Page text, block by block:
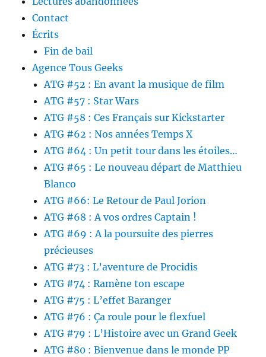
Contact
Écrits
Fin de bail
Agence Tous Geeks
ATG #52 : En avant la musique de film
ATG #57 : Star Wars
ATG #58 : Ces Français sur Kickstarter
ATG #62 : Nos années Temps X
ATG #64 : Un petit tour dans les étoiles…
ATG #65 : Le nouveau départ de Matthieu
Blanco
ATG #66: Le Retour de Paul Jorion
ATG #68 : A vos ordres Captain !
ATG #69 : A la poursuite des pierres
précieuses
ATG #73 : L’aventure de Procidis
ATG #74 : Ramène ton escape
ATG #75 : L’effet Baranger
ATG #76 : Ça roule pour le flexfuel
ATG #79 : L’Histoire avec un Grand Geek
ATG #80 : Bienvenue dans le monde PP